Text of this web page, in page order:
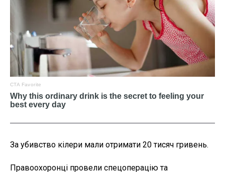
За убивство кілери мали отримати 20 тисяч гривень.
Правоохоронці провели спецоперацію та